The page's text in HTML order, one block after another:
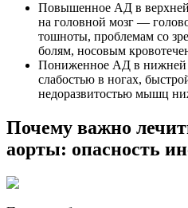
Повышенное АД в верхней
на головной мозг —
тошноты, проблемам со
болям, носовым
Пониженное АД в нижней
слабостью в ногах,
недоразвитостью мышц
Почему важно
аорты: опасность